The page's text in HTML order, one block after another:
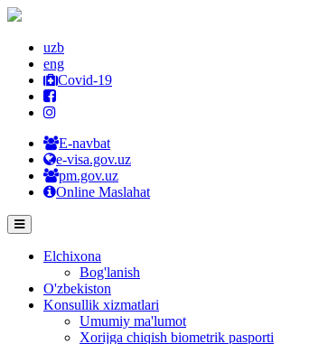
uzb
eng
Covid-19
E-navbat
e-visa.gov.uz
pm.gov.uz
Online Maslahat
Elchixona
Bog'lanish
O'zbekiston
Konsullik xizmatlari
Umumiy ma'lumot
Xorijga chiqish biometrik pasporti